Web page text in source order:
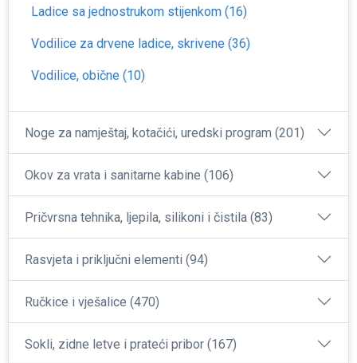
Ladice sa jednostrukom stijenkom (16)
Vodilice za drvene ladice, skrivene (36)
Vodilice, obične (10)
Noge za namještaj, kotačići, uredski program (201)
Okov za vrata i sanitarne kabine (106)
Pričvrsna tehnika, ljepila, silikoni i čistila (83)
Rasvjeta i priključni elementi (94)
Ručkice i vješalice (470)
Sokli, zidne letve i prateći pribor (167)